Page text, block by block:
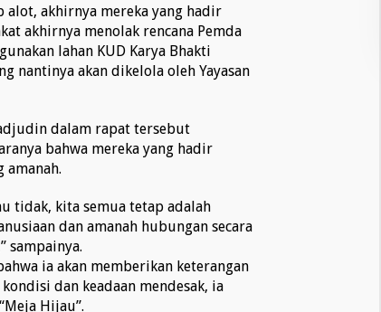
alot, akhirnya mereka yang hadir
akhirnya menolak rencana Pemda
lahan KUD Karya Bhakti
nantinya akan dikelola oleh Yayasan
dalam rapat tersebut
bahwa mereka yang hadir
amanah.
tidak, kita semua tetap adalah
dan amanah hubungan secara
sampainya.
ia akan memberikan keterangan
dan keadaan mendesak, ia
Hijau”.